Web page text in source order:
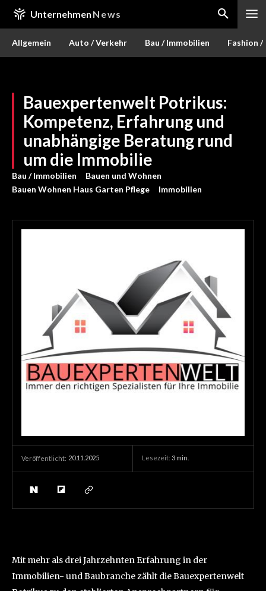
Unternehmen News
Allgemein Auto / Verkehr Bau / Immobilien Fashion /
Bauexpertenwelt Potrikus:
Kompetenz, Erfahrung und
unabhängige Beratung rund
um die Immobilie
Bau / Immobilien
Bauen und Wohnen
Bauen Wohnen Haus Garten Pflege
Immobilien
Veröffentlicht: 20.11.2025 Lesezeit: 3 min.
Mit mehr als drei Jahrzehnten Erfahrung in der
Immobilien- und Baubranche zählt die Bauexpertenwelt